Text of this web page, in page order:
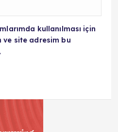
kullanılması için
ve site adresim bu